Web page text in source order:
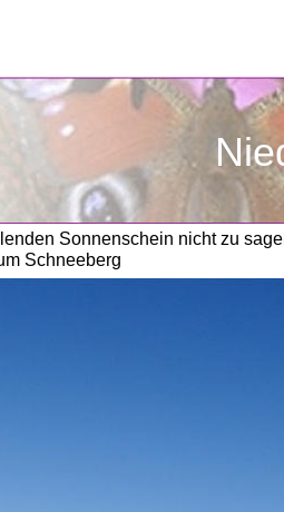
Sonnenschein nicht zu
Schneeberg